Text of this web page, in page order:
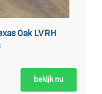
Oak LVRH
bekijk nu